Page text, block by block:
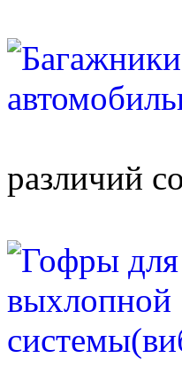
различий